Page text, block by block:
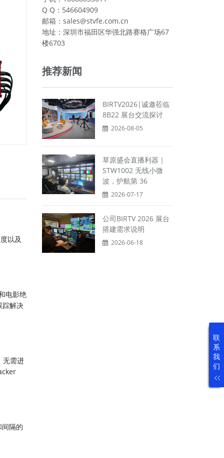
以及
电影绝
踪解决
无需进
隔的
Q Q：546604909
邮箱：sales@stvfe.com.cn
地址：深圳市福田区华强北路赛格广场67
楼6703
推荐新闻
BIRTV2026|诚邀莅临
8B22 展台交流探讨
2026-08-05
草原盛会直播利器｜
STW1002 无线小微
波，护航第 36
2026-07-17
公司BIRTV 2026 展台
搭建需求说明
2026-06-18
联
系
我
们